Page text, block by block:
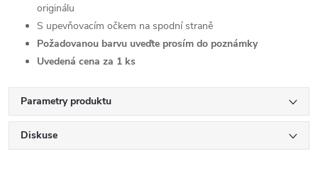
originálu
S upevňovacím očkem na spodní straně
Požadovanou barvu uveďte prosím do poznámky
Uvedená cena za 1 ks
Parametry produktu
Diskuse